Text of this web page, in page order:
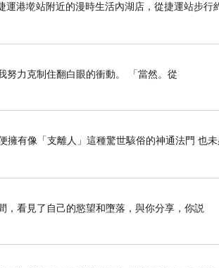
港墘站附近的漫時生活內湖店，從捷運站步行
努力克制住翻白眼的衝動。 「當然。從
擁有像「支離人」這種驚世駭俗的神通法門 也
看見了自己的慾望和墮落，與你分享，你説